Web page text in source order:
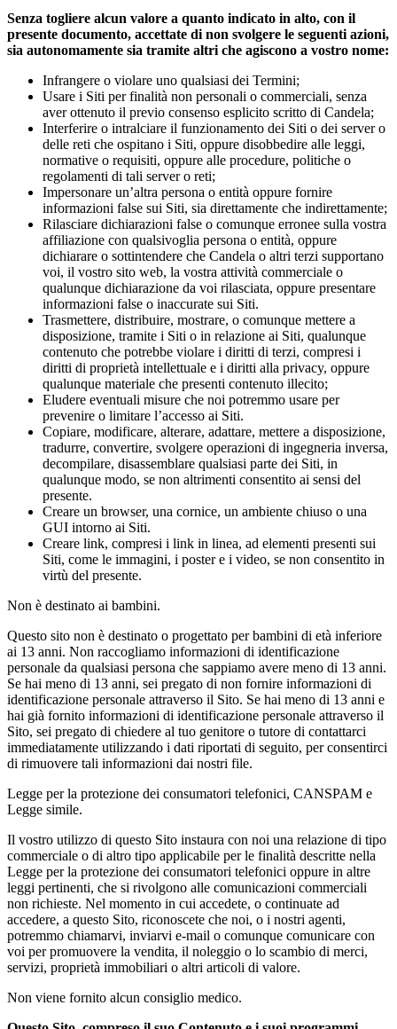
Senza togliere alcun valore a quanto indicato in alto, con il
presente documento, accettate di non svolgere le seguenti azioni,
sia autonomamente sia tramite altri che agiscono a vostro nome:
Infrangere o violare uno qualsiasi dei Termini;
Usare i Siti per finalità non personali o commerciali, senza
aver ottenuto il previo consenso esplicito scritto di Candela;
Interferire o intralciare il funzionamento dei Siti o dei server o
delle reti che ospitano i Siti, oppure disobbedire alle leggi,
normative o requisiti, oppure alle procedure, politiche o
regolamenti di tali server o reti;
Impersonare un’altra persona o entità oppure fornire
informazioni false sui Siti, sia direttamente che indirettamente;
Rilasciare dichiarazioni false o comunque erronee sulla vostra
affiliazione con qualsivoglia persona o entità, oppure
dichiarare o sottintendere che Candela o altri terzi supportano
voi, il vostro sito web, la vostra attività commerciale o
qualunque dichiarazione da voi rilasciata, oppure presentare
informazioni false o inaccurate sui Siti.
Trasmettere, distribuire, mostrare, o comunque mettere a
disposizione, tramite i Siti o in relazione ai Siti, qualunque
contenuto che potrebbe violare i diritti di terzi, compresi i
diritti di proprietà intellettuale e i diritti alla privacy, oppure
qualunque materiale che presenti contenuto illecito;
Eludere eventuali misure che noi potremmo usare per
prevenire o limitare l’accesso ai Siti.
Copiare, modificare, alterare, adattare, mettere a disposizione,
tradurre, convertire, svolgere operazioni di ingegneria inversa,
decompilare, disassemblare qualsiasi parte dei Siti, in
qualunque modo, se non altrimenti consentito ai sensi del
presente.
Creare un browser, una cornice, un ambiente chiuso o una
GUI intorno ai Siti.
Creare link, compresi i link in linea, ad elementi presenti sui
Siti, come le immagini, i poster e i video, se non consentito in
virtù del presente.
Non è destinato ai bambini.
Questo sito non è destinato o progettato per bambini di età inferiore
ai 13 anni. Non raccogliamo informazioni di identificazione
personale da qualsiasi persona che sappiamo avere meno di 13 anni.
Se hai meno di 13 anni, sei pregato di non fornire informazioni di
identificazione personale attraverso il Sito. Se hai meno di 13 anni e
hai già fornito informazioni di identificazione personale attraverso il
Sito, sei pregato di chiedere al tuo genitore o tutore di contattarci
immediatamente utilizzando i dati riportati di seguito, per consentirci
di rimuovere tali informazioni dai nostri file.
Legge per la protezione dei consumatori telefonici, CANSPAM e
Legge simile.
Il vostro utilizzo di questo Sito instaura con noi una relazione di tipo
commerciale o di altro tipo applicabile per le finalità descritte nella
Legge per la protezione dei consumatori telefonici oppure in altre
leggi pertinenti, che si rivolgono alle comunicazioni commerciali
non richieste. Nel momento in cui accedete, o continuate ad
accedere, a questo Sito, riconoscete che noi, o i nostri agenti,
potremmo chiamarvi, inviarvi e-mail o comunque comunicare con
voi per promuovere la vendita, il noleggio o lo scambio di merci,
servizi, proprietà immobiliari o altri articoli di valore.
Non viene fornito alcun consiglio medico.